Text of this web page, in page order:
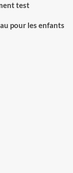
test
pour les enfants